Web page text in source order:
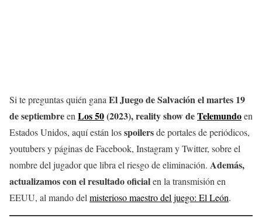
Si te preguntas quién gana El Juego de Salvación el martes 19
de septiembreen Los 50(2023), reality show deTelemundoen
Estados Unidos, aquí están losspoilersde portales de periódicos,
youtubers y páginas de Facebook, Instagram y Twitter, sobre el
nombre del jugador que libra el riesgo de eliminación. Además,
actualizamos con el resultado oficialen la transmisión en
EEUU, al mando del misterioso maestro del juego: El León.